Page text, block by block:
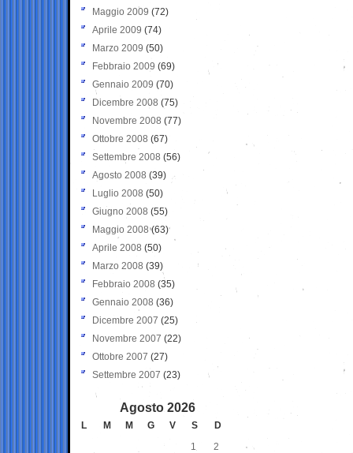
Maggio 2009 (72)
Aprile 2009 (74)
Marzo 2009 (50)
Febbraio 2009 (69)
Gennaio 2009 (70)
Dicembre 2008 (75)
Novembre 2008 (77)
Ottobre 2008 (67)
Settembre 2008 (56)
Agosto 2008 (39)
Luglio 2008 (50)
Giugno 2008 (55)
Maggio 2008(63)
Aprile 2008 (50)
Marzo 2008 (39)
Febbraio 2008 (35)
Gennaio 2008 (36)
Dicembre 2007 (25)
Novembre 2007 (22)
Ottobre 2007 (27)
Settembre 2007 (23)
Agosto 2026
L M M G V S
D
1
2